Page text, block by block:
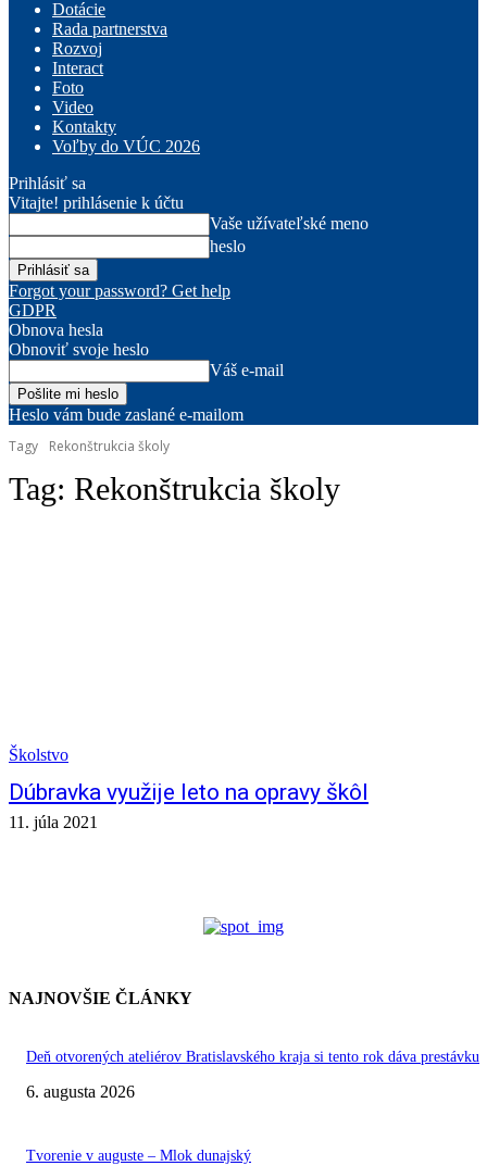
Dotácie
Rada partnerstva
Rozvoj
Interact
Foto
Video
Kontakty
Voľby do VÚC 2026
Prihlásiť sa
Vitajte! prihlásenie k účtu
Vaše užívateľské meno
heslo
Forgot your password? Get help
GDPR
Obnova hesla
Obnoviť svoje heslo
Váš e-mail
Heslo vám bude zaslané e-mailom
Tagy
Rekonštrukcia školy
Tag: Rekonštrukcia školy
Školstvo
Dúbravka využije leto na opravy škôl
11. júla 2021
NAJNOVŠIE ČLÁNKY
Deň otvorených ateliérov Bratislavského kraja si tento rok dáva prestávku
6. augusta 2026
Tvorenie v auguste – Mlok dunajský